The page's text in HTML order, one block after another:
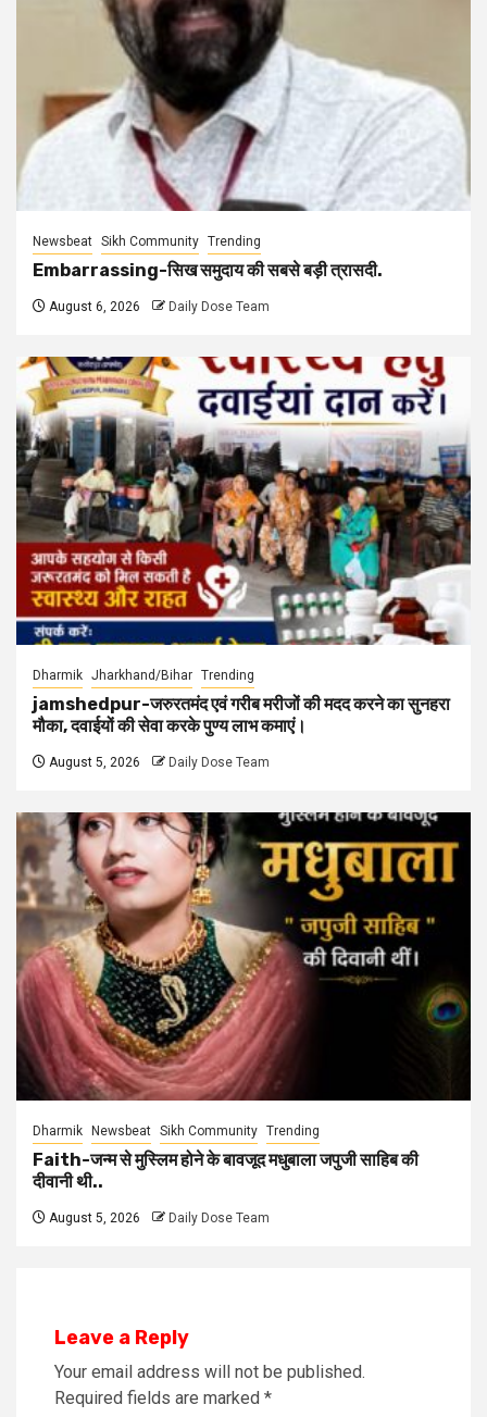
Newsbeat Sikh Community Trending
Embarrassing-सिख समुदाय की सबसे बड़ी त्रासदी.
August 6, 2026 Daily Dose Team
Dharmik Jharkhand/Bihar Trending
jamshedpur-जरुरतमंद एवं गरीब मरीजों की मदद करने का सुनहरा
मौका, दवाईयों की सेवा करके पुण्य लाभ कमाएं।
August 5, 2026 Daily Dose Team
Dharmik Newsbeat Sikh Community Trending
Faith-जन्म से मुस्लिम होने के बावजूद मधुबाला जपुजी साहिब की
दीवानी थी..
August 5, 2026 Daily Dose Team
Leave a Reply
Your email address will not be published.
Required fields are marked *